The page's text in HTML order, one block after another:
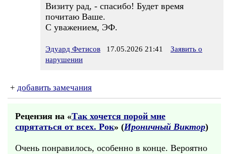
Визиту рад, - спасибо! Будет время
почитаю Ваше.
С уважением, ЭФ.
Эдуард Фетисов 17.05.2026 21:41
Заявить о
нарушении
+ добавить замечания
Рецензия на «Так хочется порой мне
спрятаться от всех. Рок» (Ироничный Виктор)
Очень понравилось, особенно в конце. Вероятно